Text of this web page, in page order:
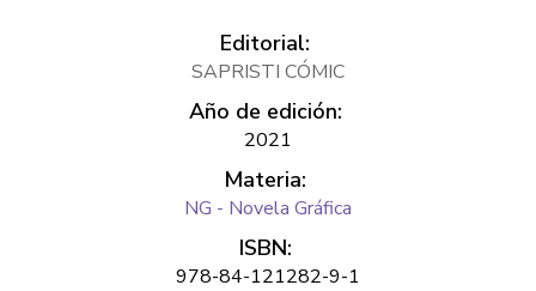
Editorial:
SAPRISTI CÓMIC
Año de edición:
2021
Materia:
NG - Novela Gráfica
ISBN:
978-84-121282-9-1